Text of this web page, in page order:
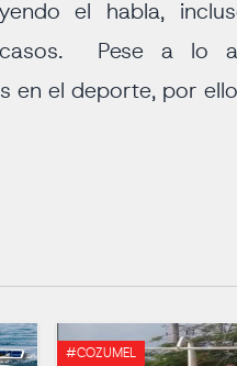
el habla,
Pese a lo
en el deporte, por
#COZUMEL